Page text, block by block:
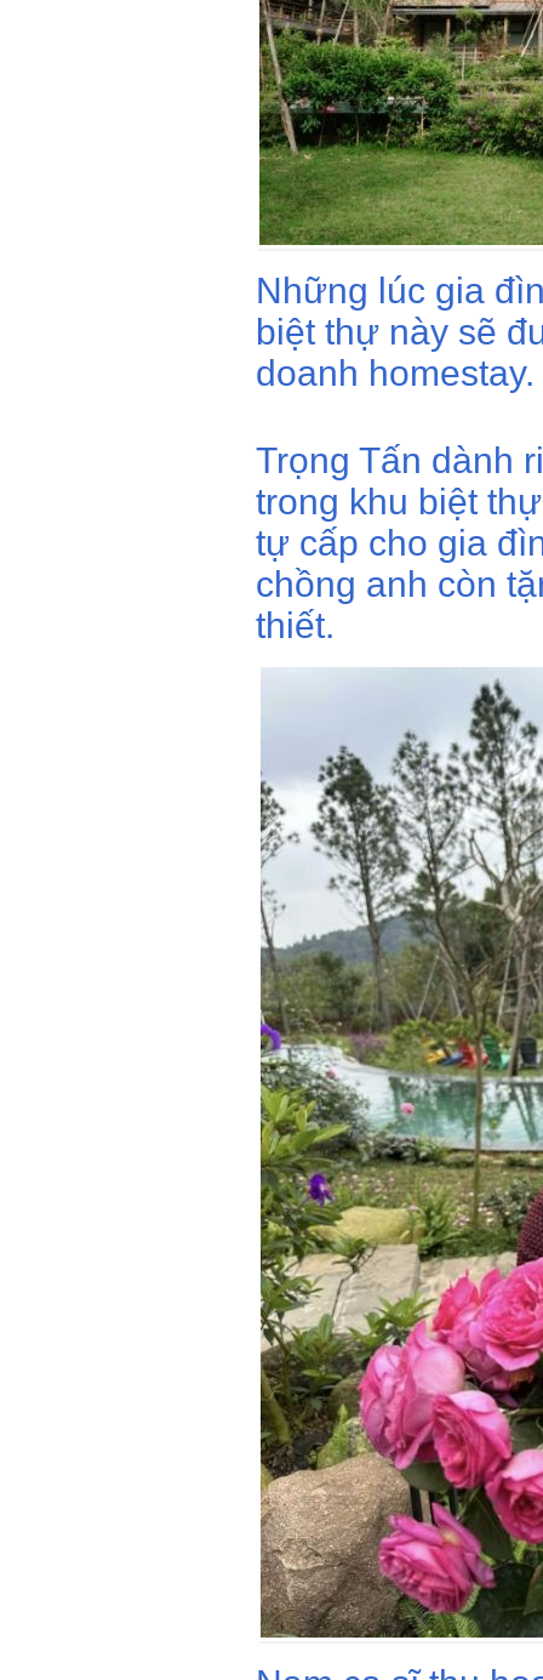
Vợ chồng Trọng
đồi thông ở Sóc
cảnh quan được
cuối tuần.
Những lúc gia
biệt thự này sẽ
doanh homestay.
Trọng Tấn dành
trong khu biệt
tự cấp cho gia